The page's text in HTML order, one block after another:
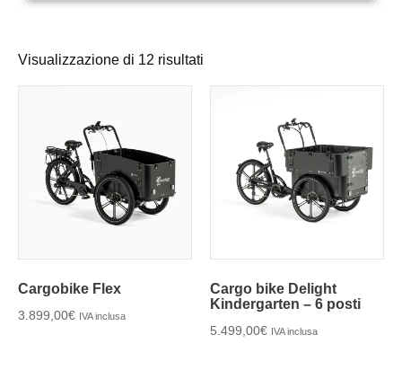
Visualizzazione di 12 risultati
Cargobike Flex
3.899,00€ IVA inclusa
Cargo bike Delight
Kindergarten – 6 posti
5.499,00€ IVA inclusa